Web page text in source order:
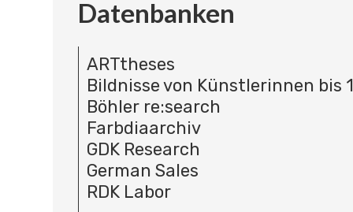
Datenbanken
ARTtheses
Bildnisse von Künstlerinnen bis
Böhler re:search
Farbdiaarchiv
GDK Research
German Sales
RDK Labor